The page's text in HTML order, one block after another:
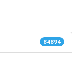
84894